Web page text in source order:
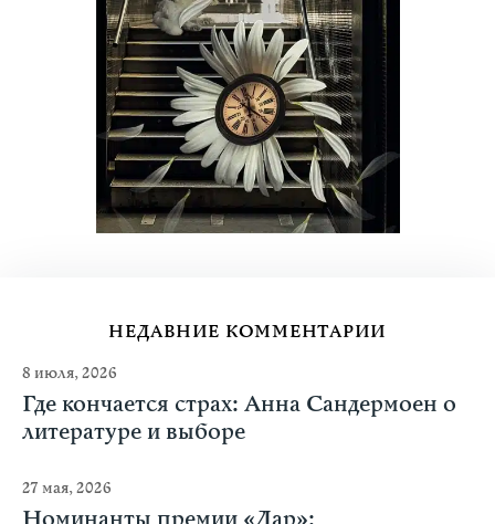
НЕДАВНИЕ КОММЕНТАРИИ
8 июля, 2026
Где кончается страх: Анна Сандермоен о
литературе и выборе
27 мая, 2026